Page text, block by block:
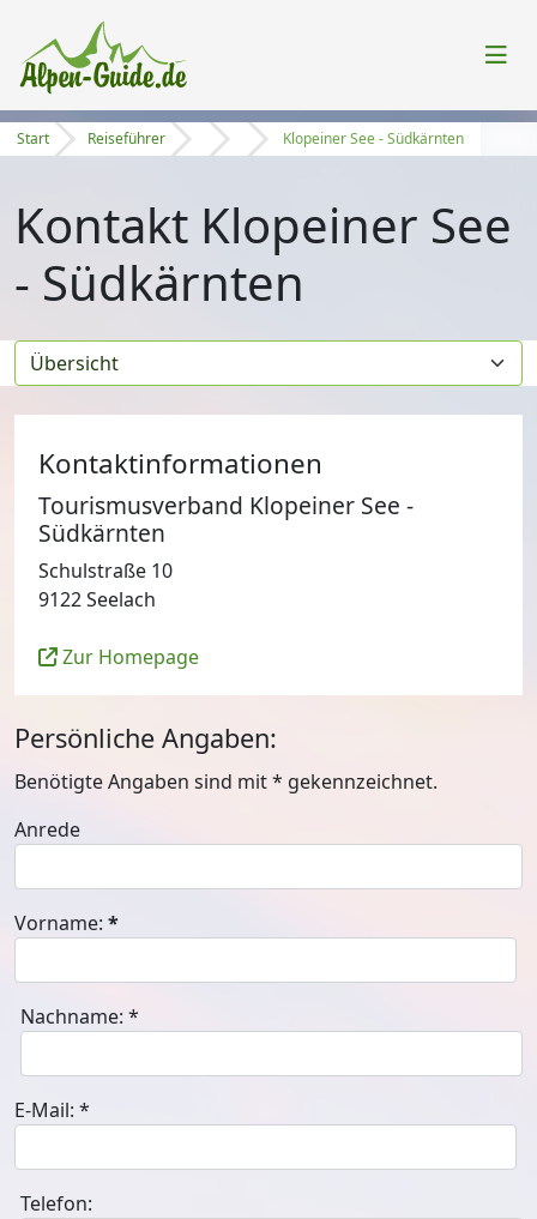
Start Reiseführer Klopeiner See - Südkärnten
Kontakt Klopeiner See
- Südkärnten
Persönliche Angaben:
Benötigte Angaben sind mit* gekennzeichnet.
Anrede
Vorname: *
Nachname: *
E-Mail: *
Telefon:
Kontaktinformationen
Tourismusverband Klopeiner See -
Südkärnten
Schulstraße 10
9122 Seelach
Zur Homepage